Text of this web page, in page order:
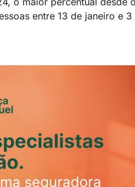
entre 13 de janeiro e